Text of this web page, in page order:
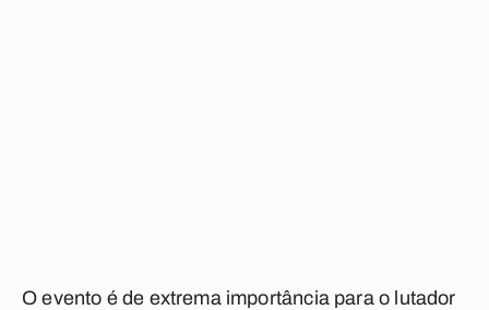
O evento é de extrema importância para o lutador